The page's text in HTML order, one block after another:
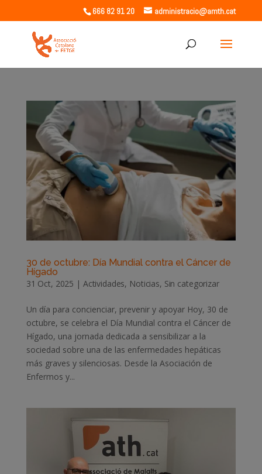
666 82 91 20 administracio@amth.cat
30 de octubre: Día Mundial contra el Cáncer de
Hígado
31 Oct, 2025 | Actividades, Noticias, Sin categorizar
Un día para concienciar, prevenir y apoyar Hoy, 30 de
octubre, se celebra el Día Mundial contra el Cáncer de
Hígado, una jornada dedicada a sensibilizar a la
sociedad sobre una de las enfermedades hepáticas
más graves y silenciosas. Desde la Asociación de
Enfermos y...